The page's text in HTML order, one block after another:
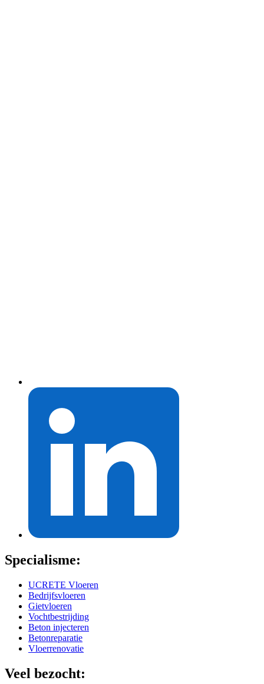
Specialisme:
UCRETE Vloeren
Bedrijfsvloeren
Gietvloeren
Vochtbestrijding
Beton injecteren
Betonreparatie
Vloerrenovatie
Veel bezocht: